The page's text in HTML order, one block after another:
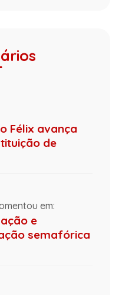
Félix avança
de
em:
e
semafórica